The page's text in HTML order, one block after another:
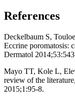
References
Deckelbaum S,
Eccrine poromatosis:
Dermatol
Mayo TT, Kole L,
review of the
2015;1:95-8.